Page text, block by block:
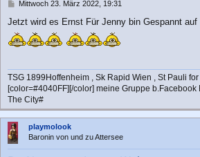
B
i
t
r
Mittwoch 23. März 2022, 19:31
Jetzt wird es Ernst Für Jenny bin Gespannt auf
TSG 1899Hoffenheim , Sk Rapid Wien , St Pauli
[color=#4040FF][/color] meine Gruppe
The City#
playmolook
Baronin von und zu Attersee